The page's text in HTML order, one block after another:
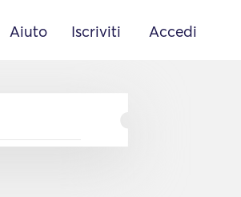
Aiuto Iscriviti Accedi